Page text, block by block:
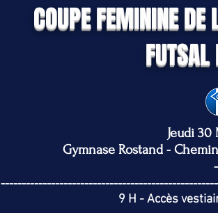
Jeudi 30
Gymnase Rostand -
-
9 H - Accès
COUPE FEMININE DE